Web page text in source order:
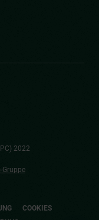
2022
Gruppe
COOKIES